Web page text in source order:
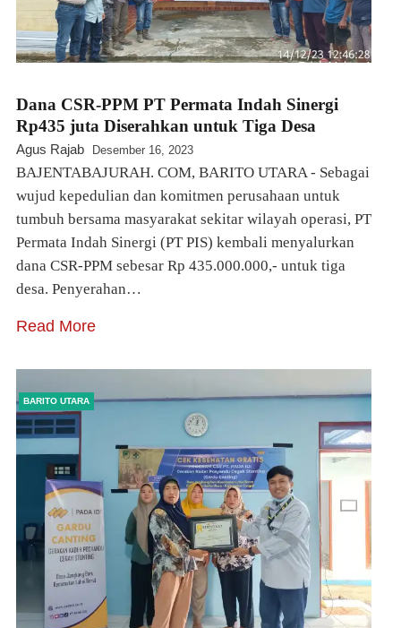
Dana CSR-PPM PT Permata Indah Sinergi
Rp435 juta Diserahkan untuk Tiga Desa
Agus Rajab Desember 16, 2023
BAJENTABAJURAH. COM, BARITO UTARA - Sebagai
wujud kepedulian dan komitmen perusahaan untuk
tumbuh bersama masyarakat sekitar wilayah operasi, PT
Permata Indah Sinergi (PT PIS) kembali menyalurkan
dana CSR-PPM sebesar Rp 435.000.000,- untuk tiga
desa. Penyerahan…
Read More
BARITO UTARA